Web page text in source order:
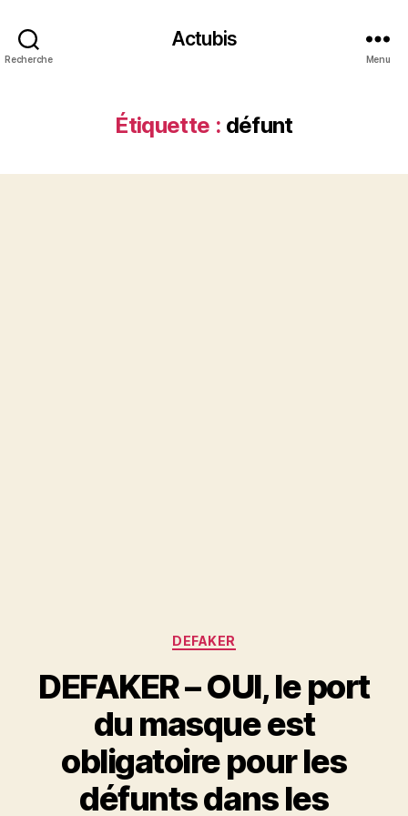
Recherche
Actubis
Menu
Étiquette : défunt
Catégories
DEFAKER
DEFAKER – OUI, le port
du masque est
obligatoire pour les
défunts dans les